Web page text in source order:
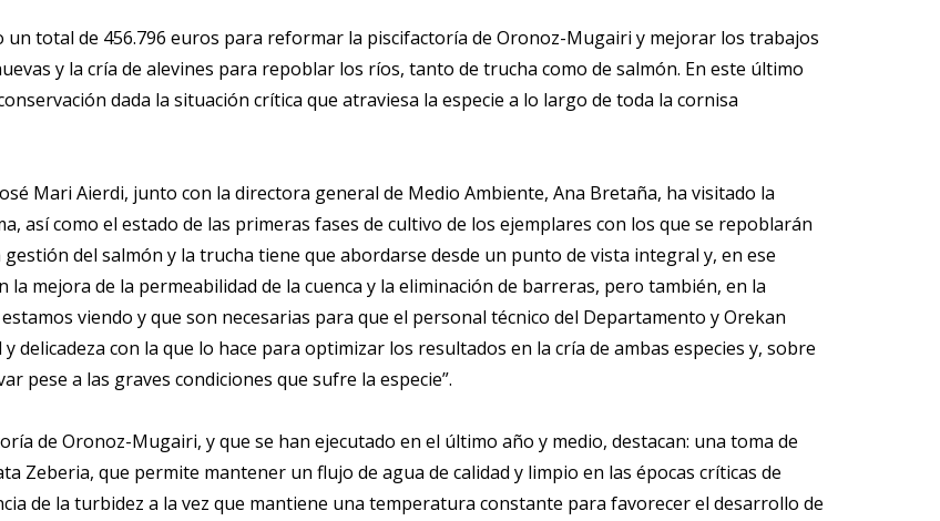
un total de 456.796 euros para reformar la piscifactoría de Oronoz-Mugairi y mejorar los trabajos
y la cría de alevines para repoblar los ríos, tanto de trucha como de salmón. En este último
dada la situación crítica que atraviesa la especie a lo largo de toda la cornisa
Mari Aierdi, junto con la directora general de Medio Ambiente, Ana Bretaña, ha visitado la
así como el estado de las primeras fases de cultivo de los ejemplares con los que se repoblarán
del salmón y la trucha tiene que abordarse desde un punto de vista integral y, en ese
mejora de la permeabilidad de la cuenca y la eliminación de barreras, pero también, en la
viendo y que son necesarias para que el personal técnico del Departamento y Orekan
con la que lo hace para optimizar los resultados en la cría de ambas especies y, sobre
pese a las graves condiciones que sufre la especie”.
de Oronoz-Mugairi, y que se han ejecutado en el último año y medio, destacan: una toma de
Zeberia, que permite mantener un flujo de agua de calidad y limpio en las épocas críticas de
de la turbidez a la vez que mantiene una temperatura constante para favorecer el desarrollo de